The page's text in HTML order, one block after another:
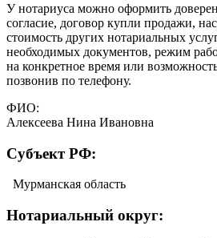
У нотариуса можно оформить
согласие, договор купли продажи,
стоимость других нотариальных
необходимых документов, режим
на конкретное время или
позвонив по телефону.
ФИО:
Алексеева Нина Ивановна
Cубъект РФ:
Мурманская область
Нотариальный округ: